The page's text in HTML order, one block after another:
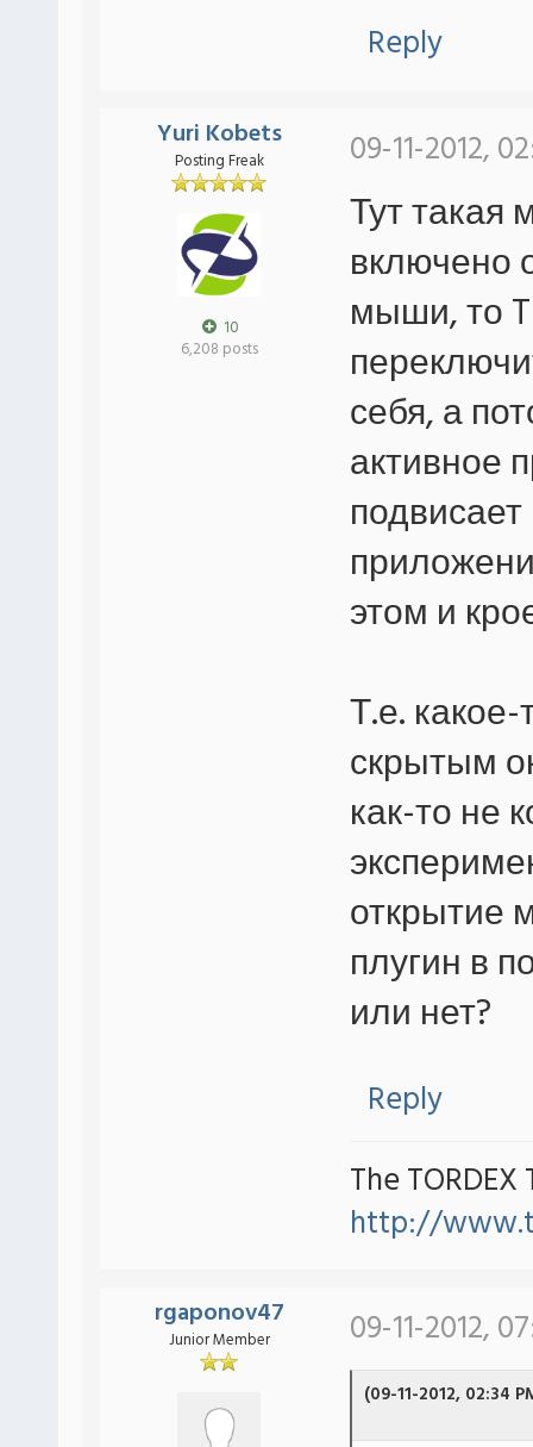
Reply
Yuri Kobets
Posting Freak
10
6,208 posts
09-11-2012,
Тут такая
включено
мыши, то
себя, а
активное
этом и
Т.е.
скрытым
как-то не
открытие
плугин в
или нет?
Reply
The TORDEX
http://
rgaponov47
Junior Member 09-11-2012,
(09-11-2012, 02:34